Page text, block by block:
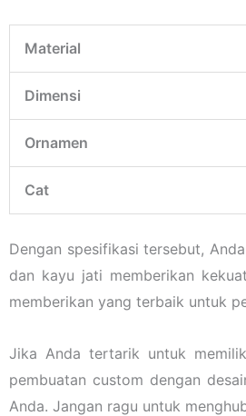
Material
Dimensi
Ornamen
Cat
Dengan spesifikasi tersebut,
dan kayu jati memberikan
memberikan yang terbaik untuk
Jika Anda tertarik untuk
pembuatan custom dengan
Anda. Jangan ragu untuk